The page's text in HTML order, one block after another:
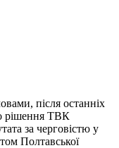
після останніх
рішення ТВК
за черговістю у
Полтавської